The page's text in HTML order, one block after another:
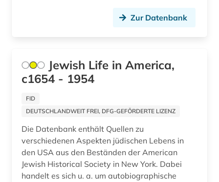
kriminalität (1)
kunst (3)
kunstraub (1)
kurzgeschichte (1)
künstler (2)
Zur Datenbank
Jewish Life in America,
c1654 - 1954
FID
DEUTSCHLANDWEIT FREI, DFG-GEFÖRDERTE LIZENZ
Die Datenbank enthält Quellen zu
verschiedenen Aspekten jüdischen Lebens in
den USA aus den Beständen der American
Jewish Historical Society in New York. Dabei
handelt es sich u. a. um autobiographische